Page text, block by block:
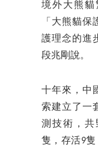
境外大熊貓
「大熊貓
護理念的進
段兆剛說。
十年來，中
索建立了一
測技術，共
隻，存活9